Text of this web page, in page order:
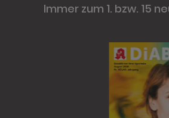
Immer zum 1. bzw. 15